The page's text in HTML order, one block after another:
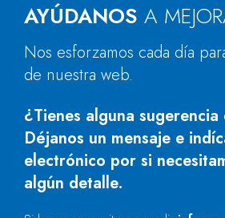
AYÚDANOS A
Nos esforzamos cada día
de nuestra web.
¿Tienes alguna
Déjanos un mensaje e
electrónico por si
algún detalle.